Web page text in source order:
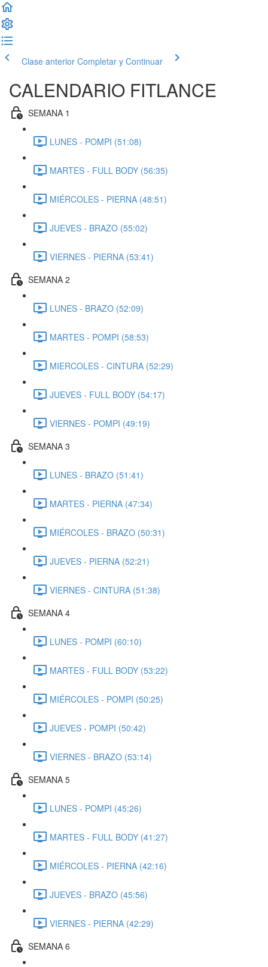
Clase anterior Completar y Continuar
CALENDARIO FITLANCE
SEMANA 1
LUNES - POMPI (51:08)
MARTES - FULL BODY (56:35)
MIÉRCOLES - PIERNA (48:51)
JUEVES - BRAZO (55:02)
VIERNES - PIERNA (53:41)
SEMANA 2
LUNES - BRAZO (52:09)
MARTES - POMPI (58:53)
MIERCOLES - CINTURA (52:29)
JUEVES - FULL BODY (54:17)
VIERNES - POMPI (49:19)
SEMANA 3
LUNES - BRAZO (51:41)
MARTES - PIERNA (47:34)
MIÉRCOLES - BRAZO (50:31)
JUEVES - PIERNA (52:21)
VIERNES - CINTURA (51:38)
SEMANA 4
LUNES - POMPI (60:10)
MARTES - FULL BODY (53:22)
MIÉRCOLES - POMPI (50:25)
JUEVES - POMPI (50:42)
VIERNES - BRAZO (53:14)
SEMANA 5
LUNES - POMPI (45:26)
MARTES - FULL BODY (41:27)
MIÉRCOLES - PIERNA (42:16)
JUEVES - BRAZO (45:56)
VIERNES - PIERNA (42:29)
SEMANA 6